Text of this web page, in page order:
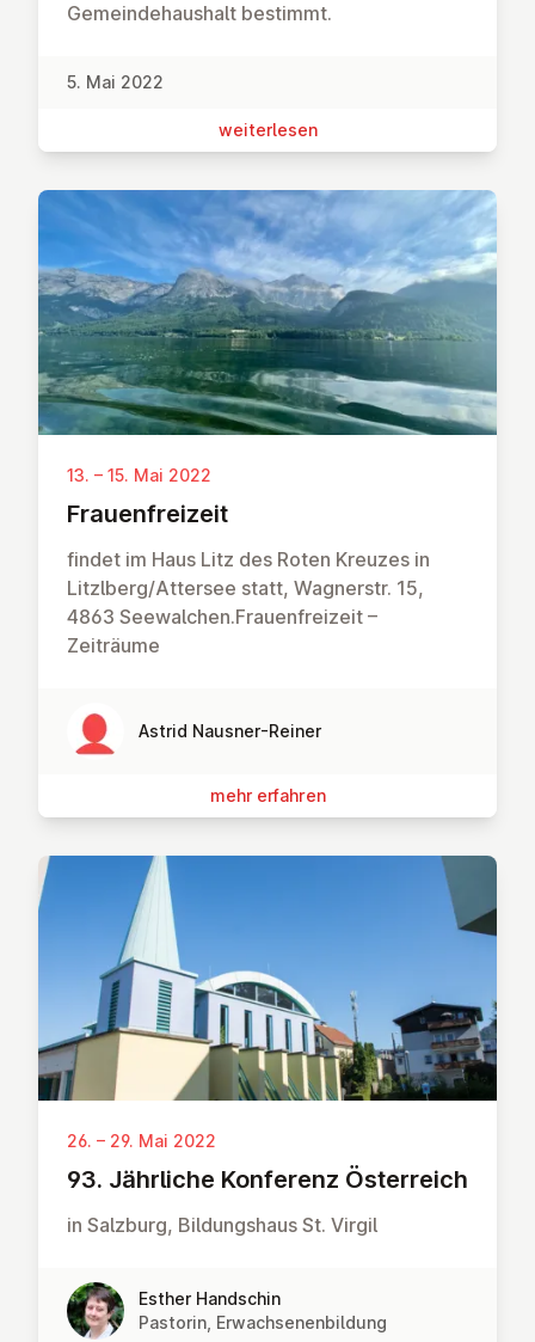
Gemeindehaushalt bestimmt.
5. Mai 2022
wei­ter­le­sen
13. – 15. Mai 2022
Frau­en­frei­zeit
findet im Haus Litz des Roten Kreuzes in
Litzlberg/Attersee statt, Wagnerstr. 15,
4863 Seewalchen.Frauenfreizeit –
Zeiträume
Astrid Nausner-Reiner
mehr erfahren
26. – 29. Mai 2022
93. Jährliche Konferenz Ös­ter­reich
in Salzburg, Bildungshaus St. Virgil
Esther Handschin
Pastorin, Erwachsenenbildung